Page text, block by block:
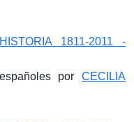
1811-2011 -
por CECILIA